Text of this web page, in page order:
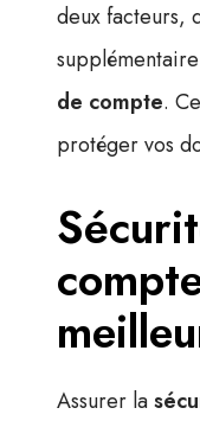
deux facteurs,
de compte.
protéger vos
Assurer la